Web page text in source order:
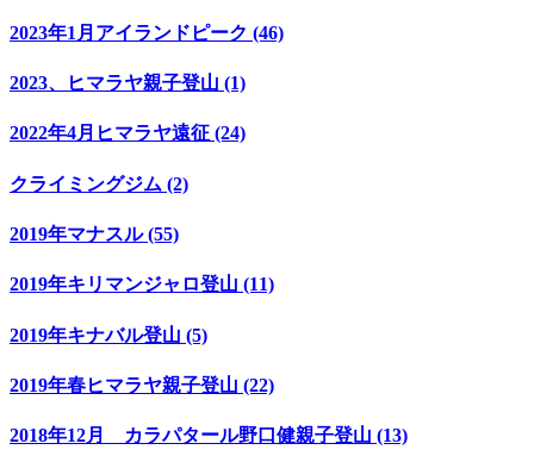
2023年1月アイランドピーク (46)
2023、ヒマラヤ親子登山 (1)
2022年4月ヒマラヤ遠征 (24)
クライミングジム (2)
2019年マナスル (55)
2019年キリマンジャロ登山 (11)
2019年キナバル登山 (5)
2019年春ヒマラヤ親子登山 (22)
2018年12月 カラパタール野口健親子登山 (13)